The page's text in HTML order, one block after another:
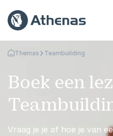
Terug naar de startpagina
Themas Teambuilding
Boek een
Vraag je je af hoe je van